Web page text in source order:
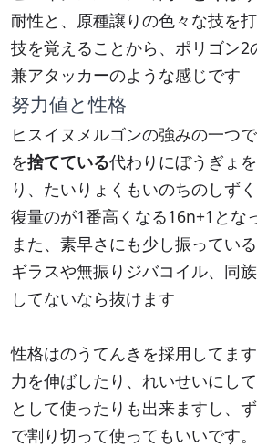
耐性と、原種譲りの色々な技を
技を覚えることから、ポリゴン2
兼アタッカーのような感じです
努力値と性格
ヒスイヌメルゴンの強みの一つ
を捨てている代わりにぼうぎょ
り、たいりょくもいのちのしず
復量のが1番高くなる16n+1とな
また、素早さにも少し振ってい
ギラスや無振りジバコイル、同
してないなら抜けます
性格はのうてんきを採用してま
力を伸ばしたり、れいせいにし
として使ったりも出来ますし、
で割り切って使ってもいいです。